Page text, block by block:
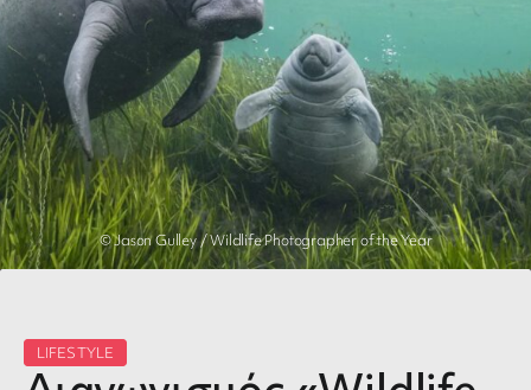
LIFESTYLE
© Jason Gulley / Wildlife Photographer of the Year